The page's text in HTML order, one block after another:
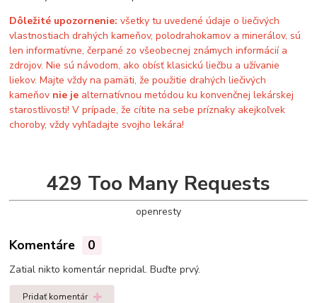
Dôležité upozornenie: všetky tu uvedené údaje o liečivých
vlastnostiach drahých kameňov, polodrahokamov a minerálov, sú
len informatívne, čerpané zo všeobecnej známych informácií a
zdrojov. Nie sú návodom, ako obísť klasickú liečbu a užívanie
liekov. Majte vždy na pamäti, že použitie drahých liečivých
kameňov nie je alternatívnou metódou ku konvenčnej lekárskej
starostlivosti! V prípade, že cítite na sebe príznaky akejkoľvek
choroby, vždy vyhľadajte svojho lekára!
429 Too Many Requests
openresty
Komentáre 0
Zatial nikto komentár nepridal. Buďte prvý.
Pridať komentár